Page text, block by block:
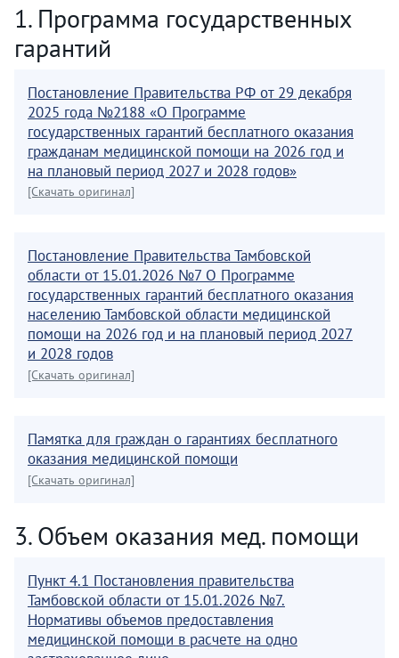
1. Программа государственных
гарантий
Постановление Правительства РФ от 29 декабря
2025 года №2188 «О Программе
государственных гарантий бесплатного оказания
гражданам медицинской помощи на 2026 год и
на плановый период 2027 и 2028 годов»
[Скачать оригинал]
Постановление Правительства Тамбовской
области от 15.01.2026 №7 О Программе
государственных гарантий бесплатного оказания
населению Тамбовской области медицинской
помощи на 2026 год и на плановый период 2027
и 2028 годов
[Скачать оригинал]
Памятка для граждан о гарантиях бесплатного
оказания медицинской помощи
[Скачать оригинал]
3. Объем оказания мед. помощи
Пункт 4.1 Постановления правительства
Тамбовской области от 15.01.2026 №7.
Нормативы объемов предоставления
медицинской помощи в расчете на одно